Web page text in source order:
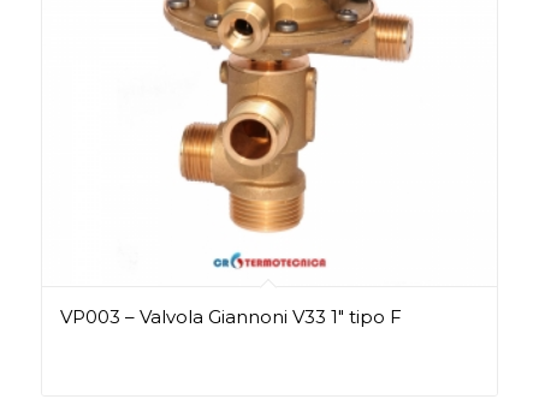
VP003 – Valvola Giannoni V33 1″ tipo F